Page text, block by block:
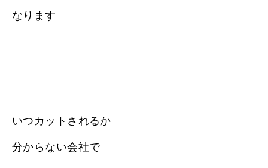
なります
いつカットされるか
分からない会社で